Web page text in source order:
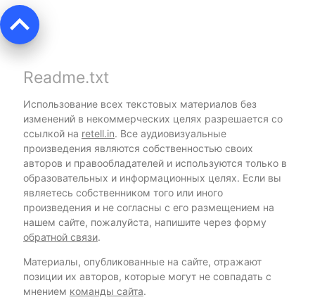
keyboard_arrow_up
Readme.txt
Использование всех текстовых материалов без
изменений в некоммерческих целях разрешается со
ссылкой на retell.in. Все аудиовизуальные
произведения являются собственностью своих
авторов и правообладателей и используются только в
образовательных и информационных целях. Если вы
являетесь собственником того или иного
произведения и не согласны с его размещением на
нашем сайте, пожалуйста, напишите через форму
обратной связи.
Материалы, опубликованные на сайте, отражают
позиции их авторов, которые могут не совпадать с
мнением команды сайта.